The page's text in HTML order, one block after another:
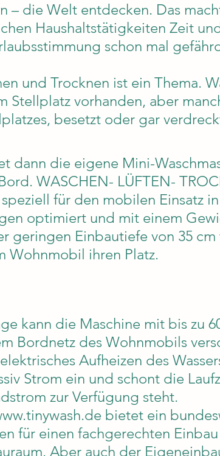
– die Welt entdecken. Das
Haushaltstätigkeiten Zeit
schon mal
und Trocknen ist ein Thema.
Stellplatz vorhanden, aber
besetzt oder gar
dann die eigene Mini-
WASCHEN- LÜFTEN-
für den mobilen Einsatz
optimiert und mit einem
geringen Einbautiefe von 35
Wohnmobil ihren Platz.
kann die Maschine mit bis zu
Bordnetz des Wohnmobils
Aufheizen des
Strom ein und schont die
zur Verfügung steht.
bietet ein
für einen fachgerechten
Aber auch der